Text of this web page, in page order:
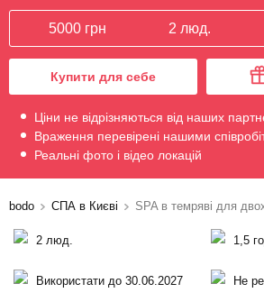
5000 грн 2 люд.
Купити для себе
Ціни не відрізняються від наших
Враження перевірені нашими
Реальні фото і відео локацій
bodo СПА в Києві SPA в темряві для
2 люд. 1,5
Використати до 30.06.2027 Не